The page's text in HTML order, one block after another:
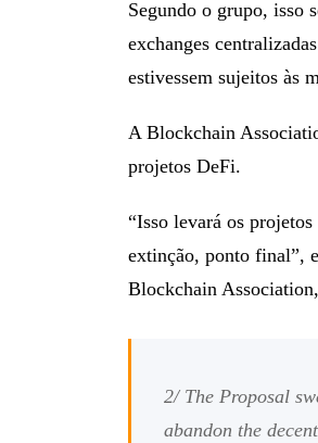
Segundo o grupo, isso
exchanges
estivessem sujeitos às
A Blockchain
projetos DeFi.
“Isso levará os
extinção, ponto final”,
Blockchain
2/ The Proposal
abandon the